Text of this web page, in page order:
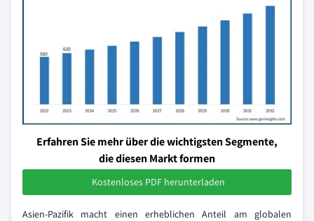
Erfahren Sie mehr über die wichtigsten Segmente,
die diesen Markt formen
Kostenloses PDF herunterladen
Asien-Pazifik macht einen erheblichen Anteil am globalen